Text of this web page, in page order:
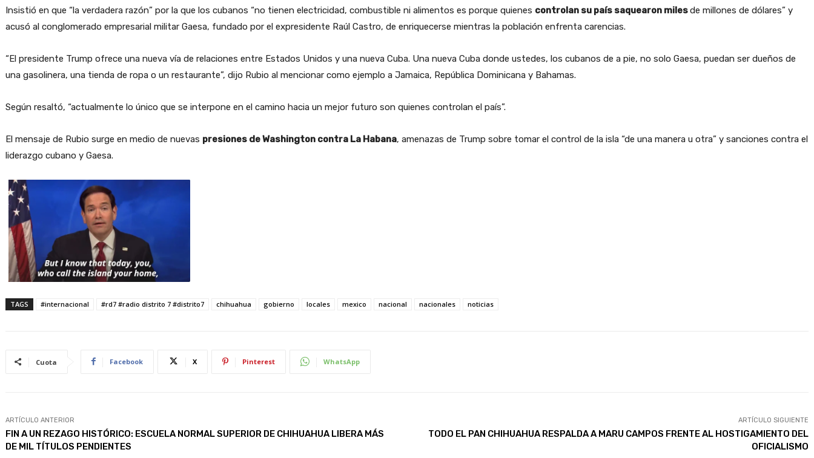
Insistió en que “la verdadera razón” por la que los cubanos “no tienen electricidad, combustible ni alimentos es porque quienes controlan su país saquearon milesde millones de dólares” y
acusó al conglomerado empresarial militar Gaesa, fundado por el expresidente Raúl Castro, de enriquecerse mientras la población enfrenta carencias.
“El presidente Trump ofrece una nueva vía de relaciones entre Estados Unidos y una nueva Cuba. Una nueva Cuba donde ustedes, los cubanos de a pie, no solo Gaesa, puedan ser dueños de
una gasolinera, una tienda de ropa o un restaurante”, dijo Rubio al mencionar como ejemplo a Jamaica, República Dominicana y Bahamas.
Según resaltó, “actualmente lo único que se interpone en el camino hacia un mejor futuro son quienes controlan el país”.
El mensaje de Rubio surge en medio de nuevas presiones de Washington contra La Habana, amenazas de Trump sobre tomar el control de la isla “de una manera u otra” y sanciones contra el
liderazgo cubano y Gaesa.
TAGS #internacional #rd7 #radio distrito 7 #distrito7 chihuahua gobierno locales mexico nacional nacionales noticias
Cuota Facebook X Pinterest WhatsApp
ARTÍCULO ANTERIOR
FIN A UN REZAGO HISTÓRICO: ESCUELA NORMAL SUPERIOR DE CHIHUAHUA LIBERA MÁS
DE MIL TÍTULOS PENDIENTES
ARTÍCULO SIGUIENTE
TODO EL PAN CHIHUAHUA RESPALDA A MARU CAMPOS FRENTE AL HOSTIGAMIENTO DEL
OFICIALISMO